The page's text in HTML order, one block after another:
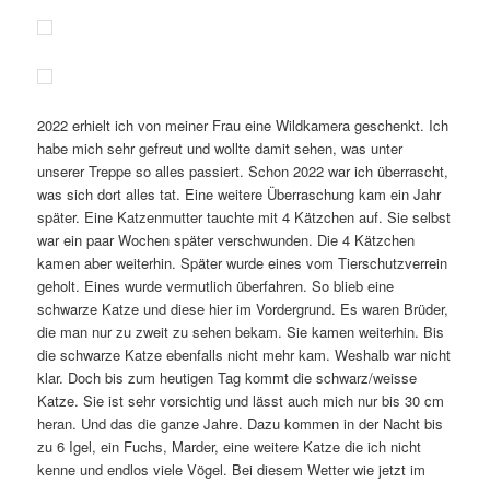
2022 erhielt ich von meiner Frau eine Wildkamera geschenkt. Ich
habe mich sehr gefreut und wollte damit sehen, was unter
unserer Treppe so alles passiert. Schon 2022 war ich überrascht,
was sich dort alles tat. Eine weitere Überraschung kam ein Jahr
später. Eine Katzenmutter tauchte mit 4 Kätzchen auf. Sie selbst
war ein paar Wochen später verschwunden. Die 4 Kätzchen
kamen aber weiterhin. Später wurde eines vom Tierschutzverrein
geholt. Eines wurde vermutlich überfahren. So blieb eine
schwarze Katze und diese hier im Vordergrund. Es waren Brüder,
die man nur zu zweit zu sehen bekam. Sie kamen weiterhin. Bis
die schwarze Katze ebenfalls nicht mehr kam. Weshalb war nicht
klar. Doch bis zum heutigen Tag kommt die schwarz/weisse
Katze. Sie ist sehr vorsichtig und lässt auch mich nur bis 30 cm
heran. Und das die ganze Jahre. Dazu kommen in der Nacht bis
zu 6 Igel, ein Fuchs, Marder, eine weitere Katze die ich nicht
kenne und endlos viele Vögel. Bei diesem Wetter wie jetzt im